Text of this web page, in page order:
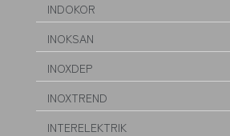
INDOKOR
INOKSAN
INOXDEP
INOXTREND
INTERELEKTRIK